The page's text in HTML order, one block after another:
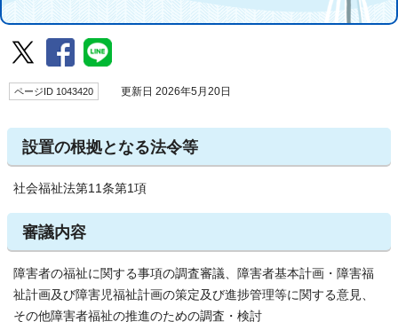
ページID 1043420 更新日 2026年5月20日
設置の根拠となる法令等
社会福祉法第11条第1項
審議内容
障害者の福祉に関する事項の調査審議、障害者基本計画・障害福
祉計画及び障害児福祉計画の策定及び進捗管理等に関する意見、
その他障害者福祉の推進のための調査・検討